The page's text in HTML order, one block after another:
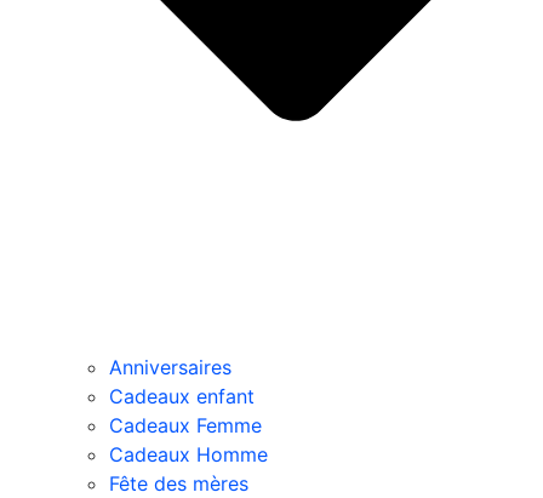
Anniversaires
Cadeaux enfant
Cadeaux Femme
Cadeaux Homme
Fête des mères